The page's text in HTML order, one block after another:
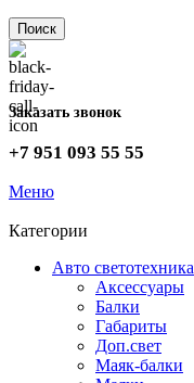
Поиск
Заказать звонок
+7 951 093 55 55
Меню
Категории
Авто светотехника
Аксессуары
Балки
Габариты
Доп.свет
Маяк-балки